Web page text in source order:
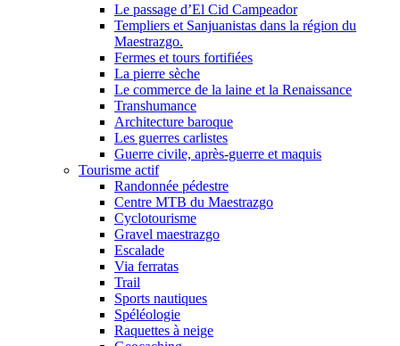
Le passage d’El Cid Campeador
Templiers et Sanjuanistas dans la région du
Maestrazgo.
Fermes et tours fortifiées
La pierre sèche
Le commerce de la laine et la Renaissance
Transhumance
Architecture baroque
Les guerres carlistes
Guerre civile, après-guerre et maquis
Tourisme actif
Randonnée pédestre
Centre MTB du Maestrazgo
Cyclotourisme
Gravel maestrazgo
Escalade
Via ferratas
Trail
Sports nautiques
Spéléologie
Raquettes à neige